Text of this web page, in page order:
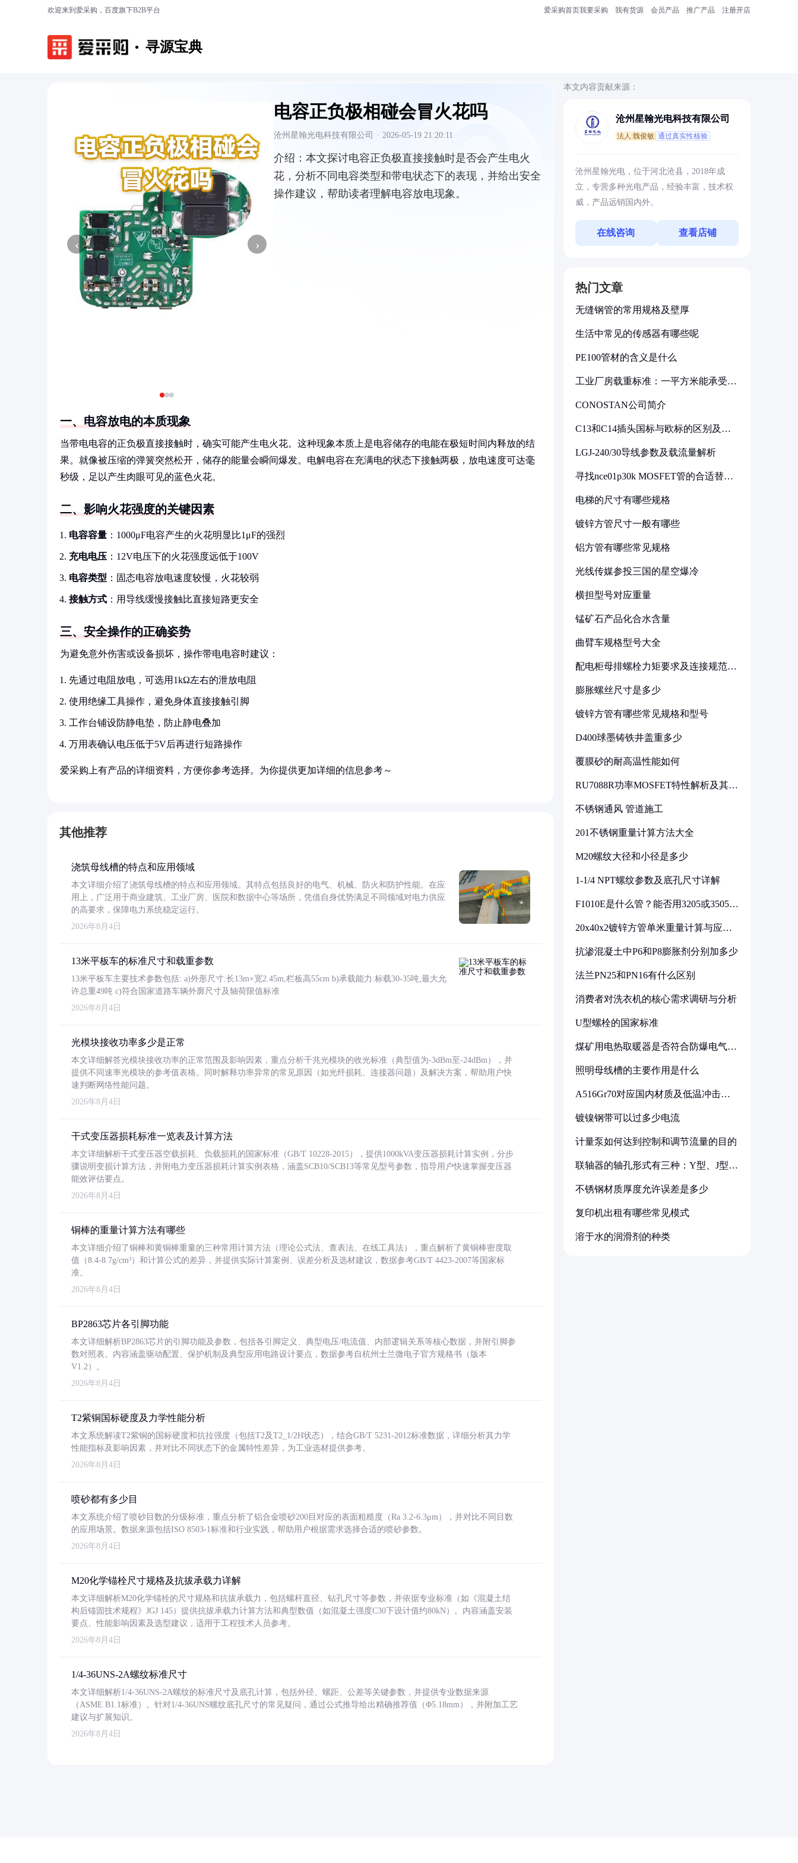
欢迎来到爱采购，百度旗下B2B平台 爱采购首页我要采购 我有货源 会员产品 推广产品 注册开店
寻源宝典
‹ ›
电容正负极相碰会冒火花吗
沧州星翰光电科技有限公司 · 2026-05-19 21:20:11
介绍： 本文探讨电容正负极直接接触时是否会产生电火
花，分析不同电容类型和带电状态下的表现，并给出安全
操作建议，帮助读者理解电容放电现象。
一、电容放电的本质现象
当带电电容的正负极直接接触时，确实可能产生电火花。这种现象本质上是电容储存的电能在极短时间内释放的结
果。就像被压缩的弹簧突然松开，储存的能量会瞬间爆发。电解电容在充满电的状态下接触两极，放电速度可达毫
秒级，足以产生肉眼可见的蓝色火花。
二、影响火花强度的关键因素
电容容量 ：1000μF电容产生的火花明显比1μF的强烈
充电电压 ：12V电压下的火花强度远低于100V
电容类型 ：固态电容放电速度较慢，火花较弱
接触方式 ：用导线缓慢接触比直接短路更安全
三、安全操作的正确姿势
为避免意外伤害或设备损坏，操作带电电容时建议：
先通过电阻放电，可选用1kΩ左右的泄放电阻
使用绝缘工具操作，避免身体直接接触引脚
工作台铺设防静电垫，防止静电叠加
万用表确认电压低于5V后再进行短路操作
爱采购上有产品的详细资料，方便你参考选择。为你提供更加详细的信息参考～
其他推荐
浇筑母线槽的特点和应用领域
本文详细介绍了浇筑母线槽的特点和应用领域。其特点包括良好的电气、机械、防火和防护性能。在应
用上，广泛用于商业建筑、工业厂房、医院和数据中心等场所，凭借自身优势满足不同领域对电力供应
的高要求，保障电力系统稳定运行。
2026年8月4日
13米平板车的标准尺寸和载重参数
13米平板车主要技术参数包括: a)外形尺寸:长13m×宽2.45m,栏板高55cm b)承载能力:标载30-35吨,最大允
许总重49吨 c)符合国家道路车辆外廓尺寸及轴荷限值标准
2026年8月4日
光模块接收功率多少是正常
本文详细解答光模块接收功率的正常范围及影响因素，重点分析千兆光模块的收光标准（典型值为-3dBm至-24dBm），并
提供不同速率光模块的参考值表格。同时解释功率异常的常见原因（如光纤损耗、连接器问题）及解决方案，帮助用户快
速判断网络性能问题。
2026年8月4日
干式变压器损耗标准一览表及计算方法
本文详细解析干式变压器空载损耗、负载损耗的国家标准（GB/T 10228-2015），提供1000kVA变压器损耗计算实例，分步
骤说明变损计算方法，并附电力变压器损耗计算实例表格，涵盖SCB10/SCB13等常见型号参数，指导用户快速掌握变压器
能效评估要点。
2026年8月4日
铜棒的重量计算方法有哪些
本文详细介绍了铜棒和黄铜棒重量的三种常用计算方法（理论公式法、查表法、在线工具法），重点解析了黄铜棒密度取
值（8.4-8.7g/cm³）和计算公式的差异，并提供实际计算案例、误差分析及选材建议，数据参考GB/T 4423-2007等国家标
准。
2026年8月4日
BP2863芯片各引脚功能
本文详细解析BP2863芯片的引脚功能及参数，包括各引脚定义、典型电压/电流值、内部逻辑关系等核心数据，并附引脚参
数对照表。内容涵盖驱动配置、保护机制及典型应用电路设计要点，数据参考自杭州士兰微电子官方规格书（版本
V1.2）。
2026年8月4日
T2紫铜国标硬度及力学性能分析
本文系统解读T2紫铜的国标硬度和抗拉强度（包括T2及T2_1/2H状态），结合GB/T 5231-2012标准数据，详细分析其力学
性能指标及影响因素，并对比不同状态下的金属特性差异，为工业选材提供参考。
2026年8月4日
喷砂都有多少目
本文系统介绍了喷砂目数的分级标准，重点分析了铝合金喷砂200目对应的表面粗糙度（Ra 3.2-6.3μm），并对比不同目数
的应用场景。数据来源包括ISO 8503-1标准和行业实践，帮助用户根据需求选择合适的喷砂参数。
2026年8月4日
M20化学锚栓尺寸规格及抗拔承载力详解
本文详细解析M20化学锚栓的尺寸规格和抗拔承载力，包括螺杆直径、钻孔尺寸等参数，并依据专业标准（如《混凝土结
构后锚固技术规程》JGJ 145）提供抗拔承载力计算方法和典型数值（如混凝土强度C30下设计值约80kN）。内容涵盖安装
要点、性能影响因素及选型建议，适用于工程技术人员参考。
2026年8月4日
1/4-36UNS-2A螺纹标准尺寸
本文详细解析1/4-36UNS-2A螺纹的标准尺寸及底孔计算，包括外径、螺距、公差等关键参数，并提供专业数据来源
（ASME B1.1标准）。针对1/4-36UNS螺纹底孔尺寸的常见疑问，通过公式推导给出精确推荐值（Φ5.18mm），并附加工艺
建议与扩展知识。
2026年8月4日
本文内容贡献来源：
沧州星翰光电科技有限公司
法人:魏俊敏 通过真实性核验
沧州星翰光电，位于河北沧县，2018年成
立，专营多种光电产品，经验丰富，技术权
威，产品远销国内外。
在线咨询 查看店铺
热门文章
无缝钢管的常用规格及壁厚
生活中常见的传感器有哪些呢
PE100管材的含义是什么
工业厂房载重标准：一平方米能承受多
CONOSTAN公司简介
C13和C14插头国标与欧标的区别及其
LGJ-240/30导线参数及载流量解析
寻找nce01p30k MOSFET管的合适替代
电梯的尺寸有哪些规格
镀锌方管尺寸一般有哪些
铝方管有哪些常见规格
光线传媒参投三国的星空爆冷
横担型号对应重量
锰矿石产品化合水含量
曲臂车规格型号大全
配电柜母排螺栓力矩要求及连接规范详
膨胀螺丝尺寸是多少
镀锌方管有哪些常见规格和型号
D400球墨铸铁井盖重多少
覆膜砂的耐高温性能如何
RU7088R功率MOSFET特性解析及其在
不锈钢通风 管道施工
201不锈钢重量计算方法大全
M20螺纹大径和小径是多少
1-1/4 NPT螺纹参数及底孔尺寸详解
F1010E是什么管？能否用3205或3505代
20x40x2镀锌方管单米重量计算与应用
抗渗混凝土中P6和P8膨胀剂分别加多少
法兰PN25和PN16有什么区别
消费者对洗衣机的核心需求调研与分析
U型螺栓的国家标准
煤矿用电热取暖器是否符合防爆电气设
照明母线槽的主要作用是什么
A516Gr70对应国内材质及低温冲击要
镀镍钢带可以过多少电流
计量泵如何达到控制和调节流量的目的
联轴器的轴孔形式有三种：Y型、J型、
不锈钢材质厚度允许误差是多少
复印机出租有哪些常见模式
溶于水的润滑剂的种类